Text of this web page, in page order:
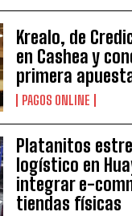
Krealo, de
en Cashea y
primera
PAGOS ONLINE
Platanitos
logístico en
integrar e-
tiendas físicas